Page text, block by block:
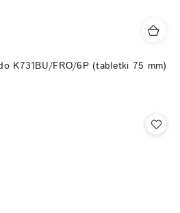
K731BU/FRO/6P (tabletki 75 mm)